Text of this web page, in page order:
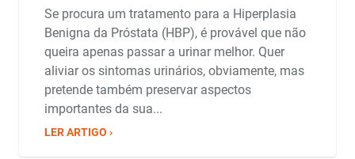
Se procura um tratamento para a Hiperplasia
Benigna da Próstata (HBP), é provável que não
queira apenas passar a urinar melhor. Quer
aliviar os sintomas urinários, obviamente, mas
pretende também preservar aspectos
importantes da sua...
LER ARTIGO ›